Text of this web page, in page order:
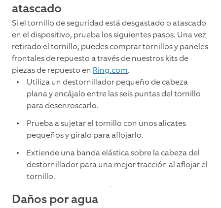
atascado
Si el tornillo de seguridad está desgastado o atascado
en el dispositivo, prueba los siguientes pasos. Una vez
retirado el tornillo, puedes comprar tornillos y paneles
frontales de repuesto a través de nuestros kits de
piezas de repuesto en Ring.com.
Utiliza un destornillador pequeño de cabeza
plana y encájalo entre las seis puntas del tornillo
para desenroscarlo.
Prueba a sujetar el tornillo con unos alicates
pequeños y gíralo para aflojarlo.
Extiende una banda elástica sobre la cabeza del
destornillador para una mejor tracción al aflojar el
tornillo.
Daños por agua